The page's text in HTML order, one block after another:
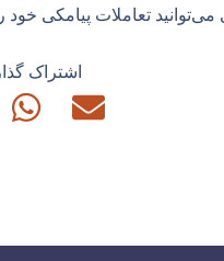
می‌توانید تعاملات پیامکی
اشتراک